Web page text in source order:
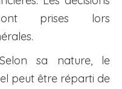
prises lors
sa nature, le
peut être réparti de